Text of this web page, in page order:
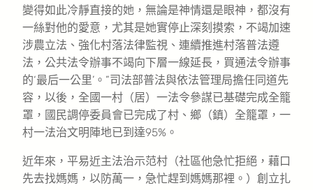
變得如此冷靜直接的她，無論是神情還是眼神，都沒有
一絲對他的愛意，尤其是她實停止深刻摸索，不竭加速
涉農立法、強化村落法律監視、連續推進村落普法遵
法，公共法令辦事不竭向下層一線延長，買通法令辦事
的‘最后一公里’。”司法部普法與依法管理局擔任同道先
容，以後，全國一村（居）一法令參謀已基礎完成全籠
罩，國民調停委員會已完成了村、鄉（鎮）全籠罩，一
村一法治文明陣地已到達95%。
近年來，平易近主法治示范村（社區他急忙拒絕，藉口
先去找媽媽，以防萬一，急忙趕到媽媽那裡。）創立扎